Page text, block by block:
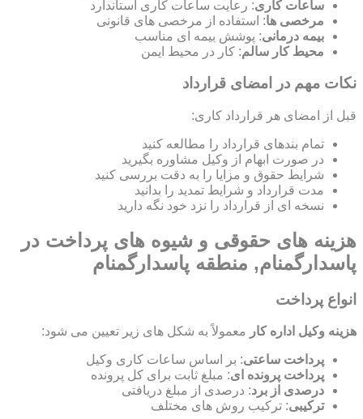
ساعات کاری: رعایت ساعات کاری استاندارد
مرخصی ها: استفاده از مرخصی های قانونی
بیمه درمانی: پوشش بیمه ای مناسب
محیط کار سالم: کار در محیط ایمن
نکات مهم در امضای قرارداد
قبل از امضای هر قرارداد کاری:
تمام بندهای قرارداد را مطالعه کنید
در صورت ابهام از وکیل مشاوره بگیرید
شرایط حقوق و مزایا را به دقت بررسی کنید
مدت قرارداد و شرایط تمدید را بدانید
نسخه ای از قرارداد را نزد خود نگه دارید
هزینه های حقوقی و شیوه های پرداخت در
پاسدارگمنام, منطقه پاسدارگمنام
انواع پرداخت
هزینه وکیل اداره کار معمولاً به شکل های زیر تعیین می شود:
پرداخت ساعتی: بر اساس ساعات کاری وکیل
پرداخت پرونده ای: مبلغ ثابت برای کل پرونده
درصدی از برد: درصدی از مبلغ دریافتی
ترکیبی: ترکیب روش های مختلف